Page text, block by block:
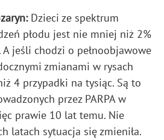
Dzieci ze spektrum
płodu jest nie mniej niż 2%
jeśli chodzi o pełnoobjawowe
zmianami w rysach
4 przypadki na tysiąc. Są to
przez PARPA w
prawie 10 lat temu. Nie
latach sytuacja się zmieniła.